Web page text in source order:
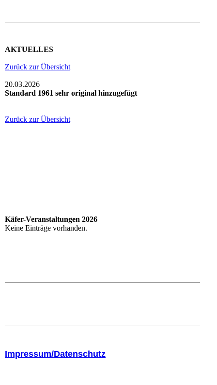
AKTUELLES
Zurück zur Übersicht
20.03.2026
Standard 1961 sehr original hinzugefügt
Zurück zur Übersicht
Käfer-Veranstaltungen 2026
Keine Einträge vorhanden.
Impressum/Datenschutz